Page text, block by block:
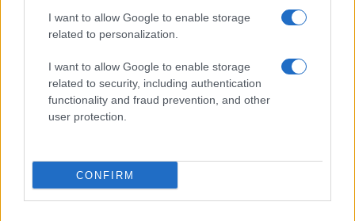
I want to allow Google to enable storage
related to personalization.
I want to allow Google to enable storage
related to security, including authentication
functionality and fraud prevention, and other
user protection.
CONFIRM
06/08/2026 - 11:32
στη Δημοτική
αποτελέσματα